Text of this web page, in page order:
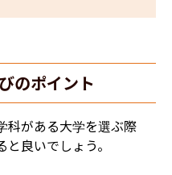
のポイント
科がある大学を選ぶ際
良いでしょう。